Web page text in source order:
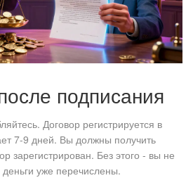
подписания
Договор регистрируется в
7-9 дней. Вы должны получить
зарегистрирован. Без этого - вы не
уже перечислены.